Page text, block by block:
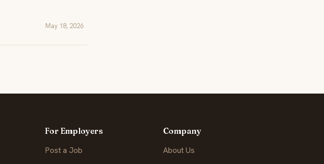
May 18, 2026
For Employers
Post a Job
Company
About Us